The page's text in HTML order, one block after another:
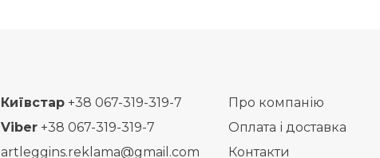
Київстар +38 067-319-319-7
Viber +38 067-319-319-7
artleggins.reklama@gmail.com
Про компанію
Оплата і доставка
Контакти